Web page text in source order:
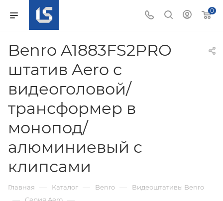
0
Benro A1883FS2PRO
штатив Aero с
видеоголовой/
трансформер в
монопод/
алюминиевый с
клипсами
Главная — Каталог — Benro — Видеоштативы Benro